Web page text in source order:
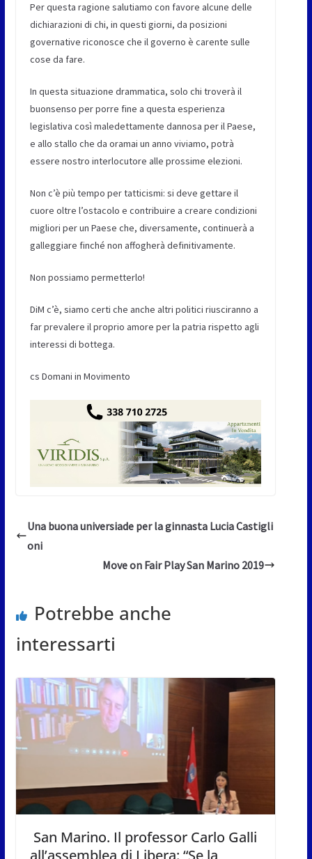
Per questa ragione salutiamo con favore alcune delle
dichiarazioni di chi, in questi giorni, da posizioni
governative riconosce che il governo è carente sulle
cose da fare.
In questa situazione drammatica, solo chi troverà il
buonsenso per porre fine a questa esperienza
legislativa così maledettamente dannosa per il Paese,
e allo stallo che da oramai un anno viviamo, potrà
essere nostro interlocutore alle prossime elezioni.
Non c’è più tempo per tatticismi: si deve gettare il
cuore oltre l’ostacolo e contribuire a creare condizioni
migliori per un Paese che, diversamente, continuerà a
galleggiare finché non affogherà definitivamente.
Non possiamo permetterlo!
DiM c’è, siamo certi che anche altri politici riusciranno a
far prevalere il proprio amore per la patria rispetto agli
interessi di bottega.
cs Domani in Movimento
Una buona universiade per la ginnasta Lucia Castigli
oni
Move on Fair Play San Marino 2019
Potrebbe anche
interessarti
San Marino. Il professor Carlo Galli
all’assemblea di Libera: “Se la